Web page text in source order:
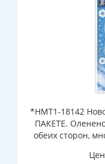
*НМТ1-18142
ПАКЕТЕ.
обеих сторон,
упаковке, с